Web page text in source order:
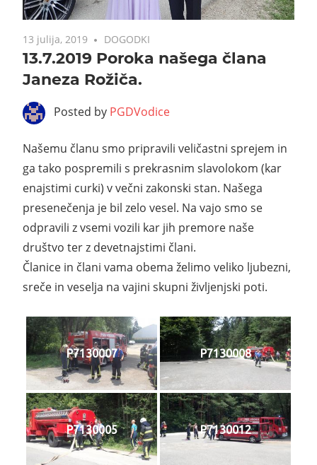
13 julija, 2019 DOGODKI
13.7.2019 Poroka našega člana
Janeza Rožiča.
Posted by PGDVodice
Našemu članu smo pripravili veličastni sprejem in
ga tako pospremili s prekrasnim slavolokom (kar
enajstimi curki) v večni zakonski stan. Našega
presenečenja je bil zelo vesel. Na vajo smo se
odpravili z vsemi vozili kar jih premore naše
društvo ter z devetnajstimi člani.
Članice in člani vama obema želimo veliko ljubezni,
sreče in veselja na vajini skupni življenjski poti.
P7130007 P7130008
P7130005 P7130012